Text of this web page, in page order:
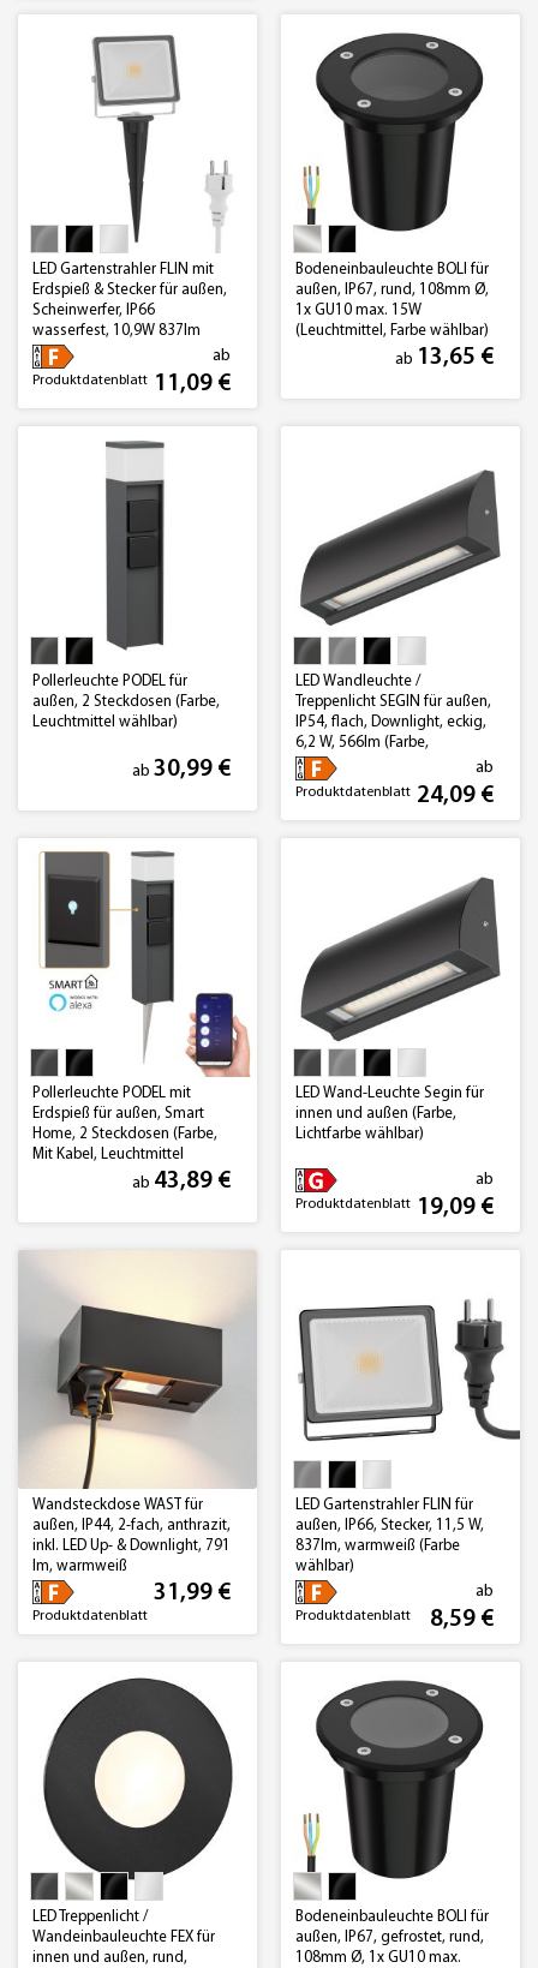
LED Gartenstrahler FLIN mit
Erdspieß & Stecker für außen,
Scheinwerfer, IP66
wasserfest, 10,9W 837lm
warm-weiß (Farbe wählbar)
Produktdatenblatt
ab
11,09 €
Bodeneinbauleuchte BOLI für
außen, IP67, rund, 108mm Ø,
1x GU10 max. 15W
(Leuchtmittel, Farbe wählbar)
ab 13,65 €
Pollerleuchte PODEL für
außen, 2 Steckdosen (Farbe,
Leuchtmittel wählbar)
ab 30,99 €
LED Wandleuchte /
Treppenlicht SEGIN für außen,
IP54, flach, Downlight, eckig,
6,2 W, 566lm (Farbe,
Lichtfarbe wählbar)
Produktdatenblatt
ab
24,09 €
Pollerleuchte PODEL mit
Erdspieß für außen, Smart
Home, 2 Steckdosen (Farbe,
Mit Kabel, Leuchtmittel
ab 43,89 €
LED Wand-Leuchte Segin für
innen und außen (Farbe,
Lichtfarbe wählbar)
Produktdatenblatt
ab
19,09 €
Wandsteckdose WAST für
außen, IP44, 2-fach, anthrazit,
inkl. LED Up- & Downlight, 791
lm, warmweiß
Produktdatenblatt
31,99 €
LED Gartenstrahler FLIN für
außen, IP66, Stecker, 11,5 W,
837lm, warmweiß (Farbe
wählbar)
Produktdatenblatt
ab
8,59 €
LED Treppenlicht /
Wandeinbauleuchte FEX für
innen und außen, rund,
Bodeneinbauleuchte BOLI für
außen, IP67, gefrostet, rund,
108mm Ø, 1x GU10 max.